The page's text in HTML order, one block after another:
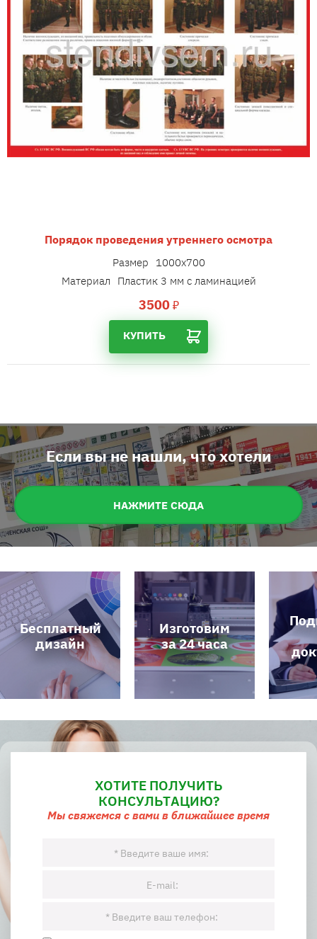
Порядок проведения утреннего осмотра
Размер 1000х700
Материал Пластик 3 мм с ламинацией
3500 ₽
КУПИТЬ
Если вы не нашли, что хотели
НАЖМИТЕ СЮДА
Изготовим
за 24 часа
Подготовим
все
документы
ХОТИТЕ ПОЛУЧИТЬ
КОНСУЛЬТАЦИЮ?
Мы свяжемся с вами в ближайшее время